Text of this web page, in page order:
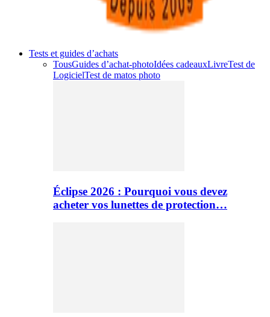
Tests et guides d’achats
TousGuides d’achat-photoIdées cadeauxLivreTest de
LogicielTest de matos photo
Éclipse 2026 : Pourquoi vous devez
acheter vos lunettes de protection…